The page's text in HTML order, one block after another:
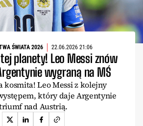
ŚWIATA 2026 22.06.2026 21:06
planety! Leo Messi znów
wygraną na MŚ
kosmita! Leo Messi z kolejny
który daje Argentynie
nad Austrią.